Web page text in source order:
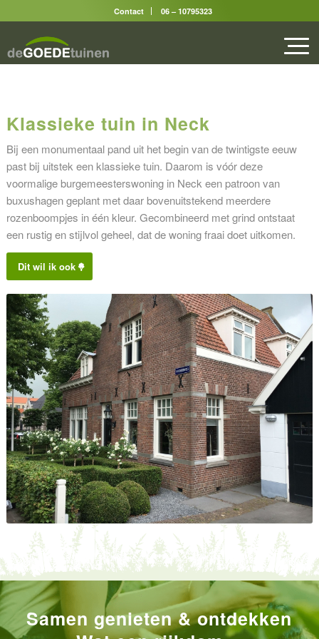
Contact 06 – 10795323
Klassieke tuin in Neck
Bij een monumentaal pand uit het begin van de twintigste eeuw
past bij uitstek een klassieke tuin. Daarom is vóór deze
voormalige burgemeesterswoning in Neck een patroon van
buxushagen geplant met daar bovenuitstekend meerdere
rozenboompjes in één kleur. Gecombineerd met grind ontstaat
een rustig en stijlvol geheel, dat de woning fraai doet uitkomen.
Dit wil ik ook
Samen genieten & ontdekken